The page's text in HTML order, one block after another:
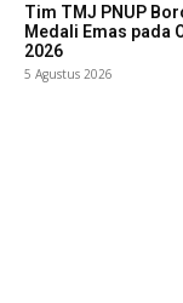
Tim TMJ PNUP
Medali Emas pada
2026
5 Agustus 2026